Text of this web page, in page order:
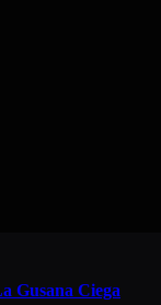
Gusana Ciega